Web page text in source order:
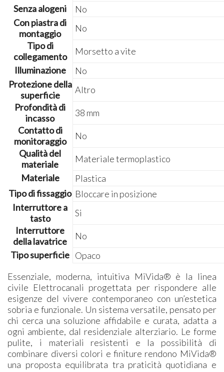
Senza alogeni
No
Con piastra di
montaggio
No
Tipo di
collegamento
Morsetto a vite
Illuminazione
No
Protezione della
superficie
Altro
Profondità di
incasso
38 mm
Contatto di
monitoraggio
No
Qualità del
materiale
Materiale termoplastico
Materiale
Plastica
Tipo di fissaggio Bloccare in posizione
Interruttore a
tasto
Si
Interruttore
della lavatrice
No
Tipo superficie Opaco
Essenziale, moderna, intuitiva MiVida® è la linea
civile Elettrocanali progettata per rispondere alle
esigenze del vivere contemporaneo con un’estetica
sobria e funzionale. Un sistema versatile, pensato per
chi cerca una soluzione affidabile e curata, adatta a
ogni ambiente, dal residenziale alterziario. Le forme
pulite, i materiali resistenti e la possibilità di
combinare diversi colori e finiture rendono MiVida®
una proposta equilibrata tra praticità quotidiana e